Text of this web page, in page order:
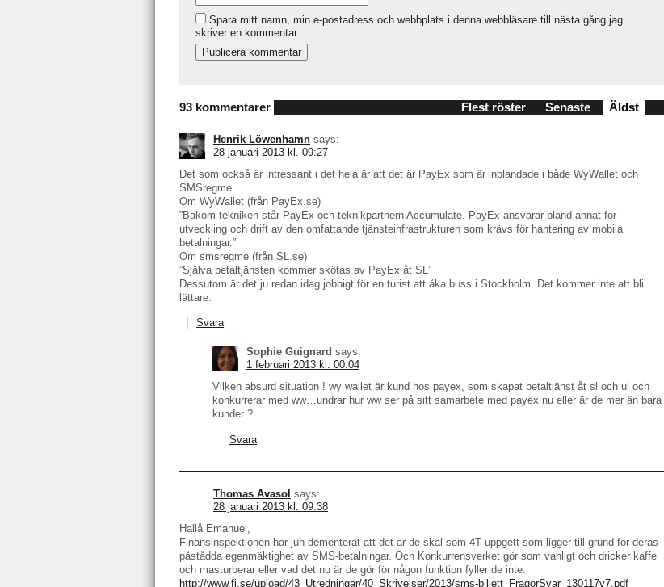
Spara mitt namn, min e-postadress och webbplats i denna webbläsare till nästa gång jag
skriver en kommentar.
93 kommentarer Flest röster Senaste Äldst
Henrik Löwenhamn says:
28 januari 2013 kl. 09:27
Det som också är intressant i det hela är att det är PayEx som är inblandade i både WyWallet och
SMSregme.
Om WyWallet (från PayEx.se)
”Bakom tekniken står PayEx och teknikpartnern Accumulate. PayEx ansvarar bland annat för
utveckling och drift av den omfattande tjänsteinfrastrukturen som krävs för hantering av mobila
betalningar.”
Om smsregme (från SL.se)
”Själva betaltjänsten kommer skötas av PayEx åt SL”
Dessutom är det ju redan idag jobbigt för en turist att åka buss i Stockholm. Det kommer inte att bli
lättare.
Svara
Sophie Guignard says:
1 februari 2013 kl. 00:04
Vilken absurd situation ! wy wallet är kund hos payex, som skapat betaltjänst åt sl och ul och
konkurrerar med ww…undrar hur ww ser på sitt samarbete med payex nu eller är de mer än bara
kunder ?
Svara
Thomas Avasol says:
28 januari 2013 kl. 09:38
Hallå Emanuel,
Finansinspektionen har juh dementerat att det är de skäl som 4T uppgett som ligger till grund för deras
påstådda egenmäktighet av SMS-betalningar. Och Konkurrensverket gör som vanligt och dricker kaffe
och masturberar eller vad det nu är de gör för någon funktion fyller de inte.
http://www.fi.se/upload/43_Utredningar/40_Skrivelser/2013/sms-biljett_FragorSvar_130117v7.pdf